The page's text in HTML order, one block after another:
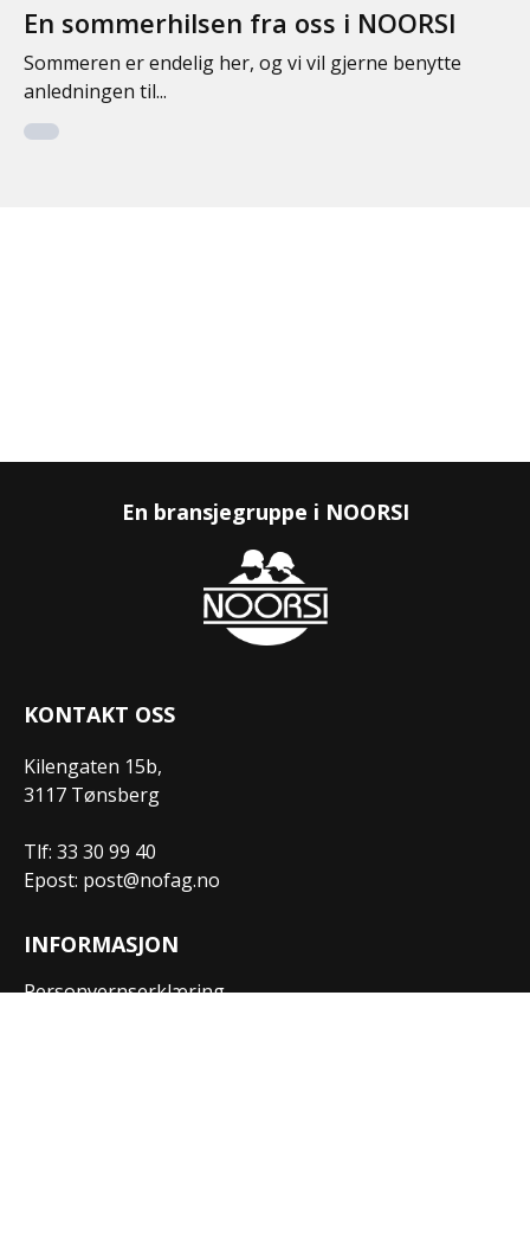
En sommerhilsen fra oss i NOORSI
Sommeren er endelig her, og vi vil gjerne benytte
anledningen til...
En bransjegruppe i NOORSI
KONTAKT OSS
Kilengaten 15b,
3117 Tønsberg
Tlf: 33 30 99 40
Epost: post@nofag.no
INFORMASJON
Personvernserklæring